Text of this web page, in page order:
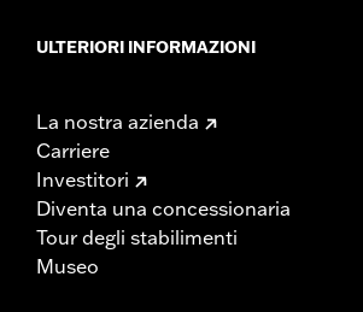
ULTERIORI INFORMAZIONI
La nostra azienda
Carriere
Investitori
Diventa una concessionaria
Tour degli stabilimenti
Museo